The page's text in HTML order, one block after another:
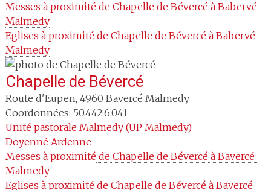
Messes à proximité de Chapelle de Bévercé à Babervé
Malmedy
Eglises à proximité de Chapelle de Bévercé à Babervé
Malmedy
Chapelle de Bévercé
Route d'Eupen, 4960 Bavercé Malmedy
Coordonnées: 50,442:6,041
Unité pastorale Malmedy (UP Malmedy)
Doyenné Ardenne
Messes à proximité de Chapelle de Bévercé à Bavercé
Malmedy
Eglises à proximité de Chapelle de Bévercé à Bavercé